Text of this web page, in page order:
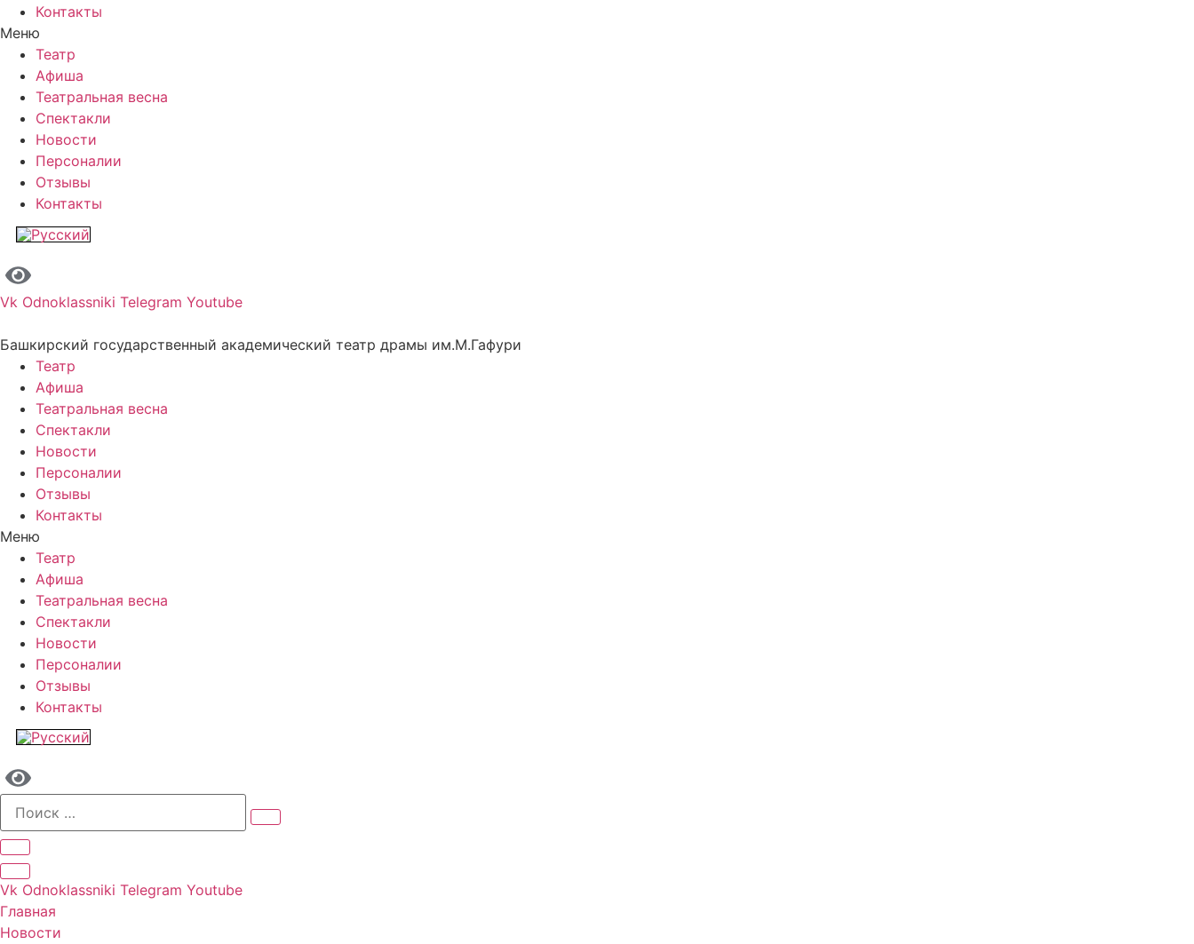
Контакты
Меню
Театр
Афиша
Театральная весна
Спектакли
Новости
Персоналии
Отзывы
Контакты
Vk Odnoklassniki Telegram Youtube
Башкирский государственный академический театр драмы им.М.Гафури
Театр
Афиша
Театральная весна
Спектакли
Новости
Персоналии
Отзывы
Контакты
Меню
Театр
Афиша
Театральная весна
Спектакли
Новости
Персоналии
Отзывы
Контакты
Vk Odnoklassniki Telegram Youtube
Главная
Новости